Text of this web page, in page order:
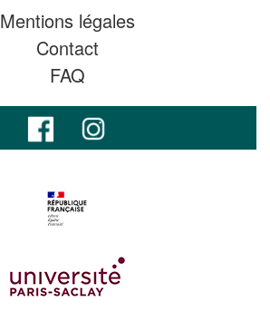
Mentions légales
Contact
FAQ